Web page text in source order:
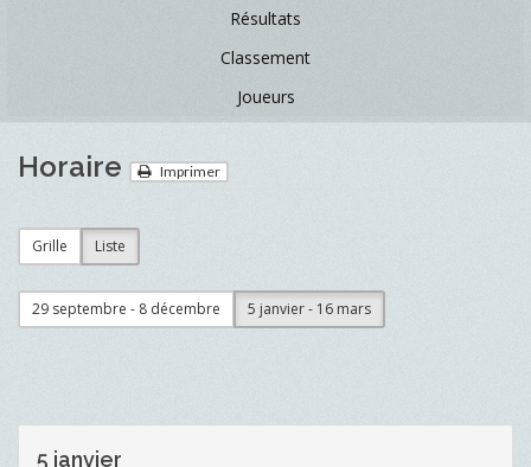
Résultats
Classement
Joueurs
Horaire Imprimer
Grille Liste
29 septembre - 8 décembre 5 janvier - 16 mars
5 janvier